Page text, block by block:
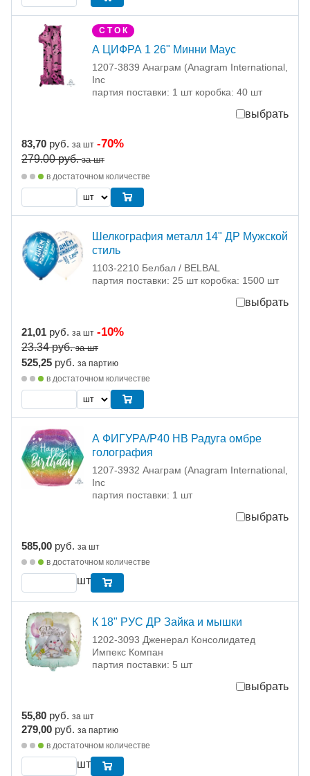
С Т О К
А ЦИФРА 1 26" Минни Маус
1207-3839 Анаграм (Anagram International,
Inc
партия поставки: 1 шт коробка: 40 шт
выбрать
83,70 руб. за шт -70%
279.00руб. за шт
в достаточном количестве
Шелкография металл 14" ДР Мужской
стиль
1103-2210 Белбал / BELBAL
партия поставки: 25 шт коробка: 1500 шт
выбрать
21,01 руб. за шт -10%
23.34руб. за шт
525,25 руб. за партию
в достаточном количестве
А ФИГУРА/P40 HB Радуга омбре
голография
1207-3932 Анаграм (Anagram International,
Inc
партия поставки: 1 шт
выбрать
585,00 руб. за шт
в достаточном количестве
шт
К 18" РУС ДР Зайка и мышки
1202-3093 Дженерал Консолидатед
Импекс Компан
партия поставки: 5 шт
выбрать
55,80 руб. за шт
279,00 руб. за партию
в достаточном количестве
шт